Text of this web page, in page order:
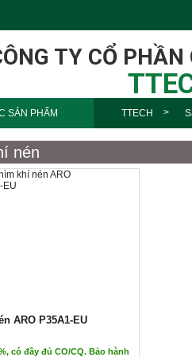
TY CỔ
SẢN PHẨM TTECH
nén
ARO P35A1-EU
có đầy đủ CO/CQ. Bảo hành